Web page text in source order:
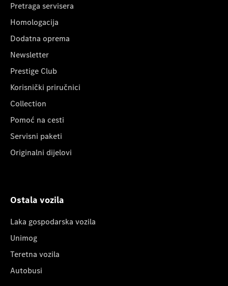
Pretraga servisera
Homologacija
Dodatna oprema
Newsletter
Prestige Club
Korisnički priručnici
Collection
Pomoć na cesti
Servisni paketi
Originalni dijelovi
Ostala vozila
Laka gospodarska vozila
Unimog
Teretna vozila
Autobusi